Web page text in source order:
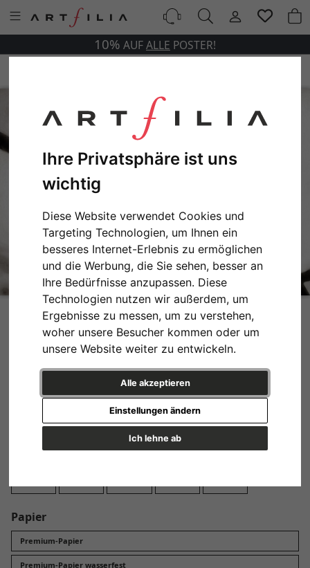
Ihre Privatsphäre ist uns
wichtig
Diese Website verwendet Cookies und
Targeting Technologien, um Ihnen ein
besseres Internet-Erlebnis zu ermöglichen
und die Werbung, die Sie sehen, besser an
Ihre Bedürfnisse anzupassen. Diese
Technologien nutzen wir außerdem, um
Ergebnisse zu messen, um zu verstehen,
woher unsere Besucher kommen oder um
unsere Website weiter zu entwickeln.
Alle akzeptieren
Ich lehne ab
Einstellungen ändern
10% AUFALLE POSTER!
Breaststroke No. 3
Format
Papier
Premium-Papier
Premium-Papier wasserfest